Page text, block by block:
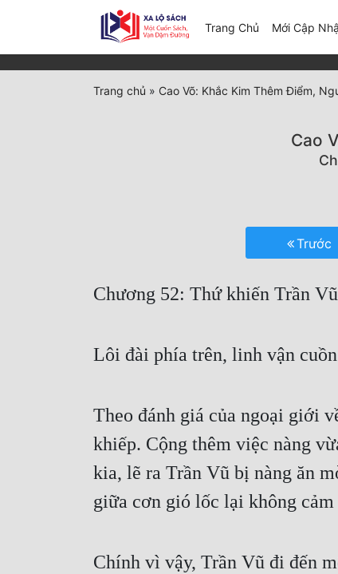
Trang Chủ Mới Cập
Trang chủ » Cao Võ: Khắc Kim Thêm Điểm,
Cao
Trước
Chương 52: Thứ khiến Trần
Lôi đài phía trên, linh vận
Theo đánh giá của ngoại giới
khiếp. Cộng thêm việc nàng
kia, lẽ ra Trần Vũ bị nàng ăn
giữa cơn gió lốc lại không
Chính vì vậy, Trần Vũ đi đến